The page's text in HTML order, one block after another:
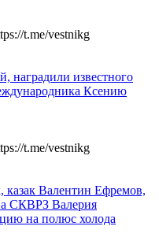
t.me/vestnikg
наградили известного
Ксению
t.me/vestnikg
казак Валентин Ефремов,
СКВРЗ Валерия
на полюс холода